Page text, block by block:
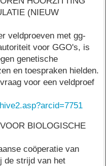
(NIEUW
veldproeven met gg-
voor GGO's, is
genetische
en toespraken hielden.
voor een veldproef
BIOLOGISCHE
coöperatie van
de strijd van het